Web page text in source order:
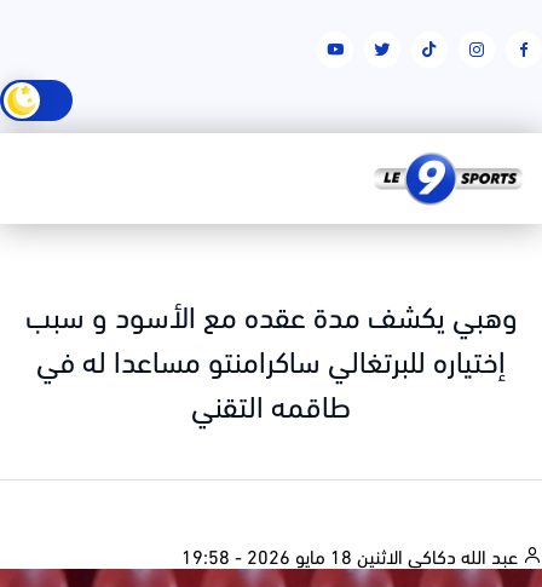
وهبي يكشف مدة عقده مع الأسود و سبب
إختياره للبرتغالي ساكرامنتو مساعدا له في
طاقمه التقني
الله دكاكيالاثنين 18 مايو 2026 - 19:58